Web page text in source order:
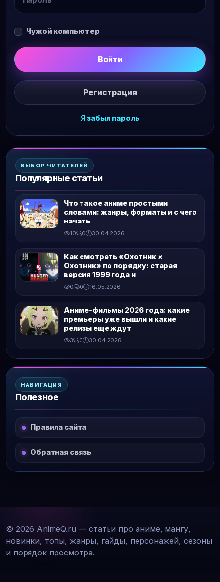
Чужой компьютер
Войти
Регистрация
Я забыл пароль
ВЫБОР ЧИТАТЕЛЕЙ
Популярные статьи
Что такое аниме простыми
словами: жанры, форматы и с чего
начать
10 0 30.04.2026
Как смотреть «Охотник ×
Охотник» по порядку: старая
версия 1999 года и
0 0 16.05.2026
Аниме-фильмы 2026 года: какие
премьеры уже вышли и какие
релизы еще ждут
3 0 30.04.2026
НАВИГАЦИЯ
Полезное
Правила сайта
Обратная связь
© 2026 AnimeQ.ru — статьи про аниме, мангу,
новинки, топы, жанры, гайды, персонажей, сезоны
и порядок просмотра.